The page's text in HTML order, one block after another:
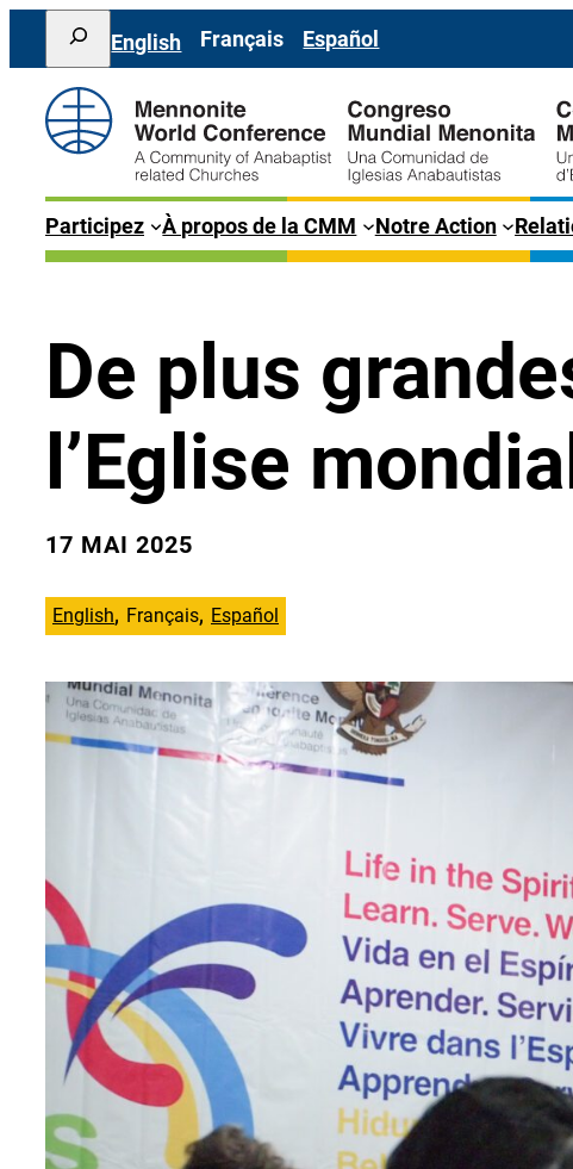
Aller
contenu
Search
English Français Español
Participez À propos de la CMM Notre Action
De plus
l’Eglise
17 MAI 2025
English Français Español